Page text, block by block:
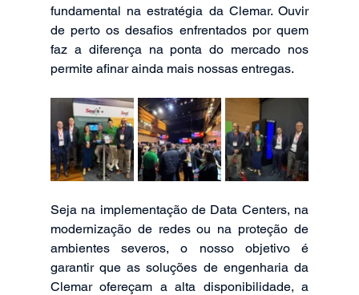
fundamental na estratégia da Clemar. Ouvir
de perto os desafios enfrentados por quem
faz a diferença na ponta do mercado nos
permite afinar ainda mais nossas entregas.
Seja na implementação de Data Centers, na
modernização de redes ou na proteção de
ambientes severos, o nosso objetivo é
garantir que as soluções de engenharia da
Clemar ofereçam a alta disponibilidade, a